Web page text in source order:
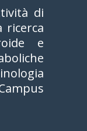
di
ricerca
e